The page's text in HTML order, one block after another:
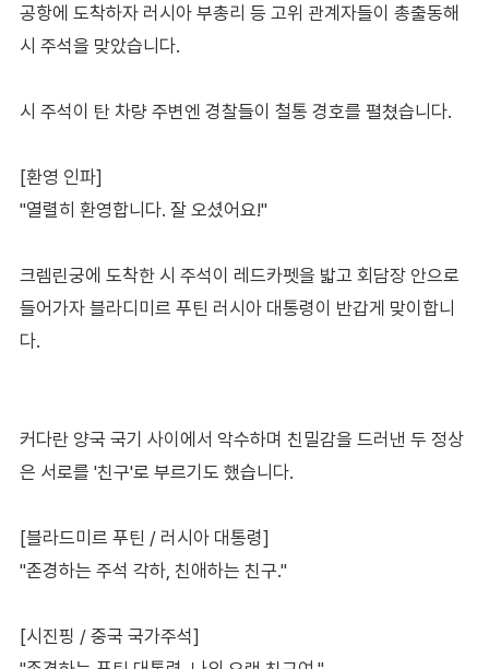
공항에 도착하자 러시아 부총리 등 고위 관계자들이 총출동해
시 주석을 맞았습니다.
시 주석이 탄 차량 주변엔 경찰들이 철통 경호를 펼쳤습니다.
[환영 인파]
"열렬히 환영합니다. 잘 오셨어요!"
크렘린궁에 도착한 시 주석이 레드카펫을 밟고 회담장 안으로
들어가자 블라디미르 푸틴 러시아 대통령이 반갑게 맞이합니
다.
커다란 양국 국기 사이에서 악수하며 친밀감을 드러낸 두 정상
은 서로를 '친구'로 부르기도 했습니다.
[블라드미르 푸틴 / 러시아 대통령]
"존경하는 주석 각하, 친애하는 친구."
[시진핑 / 중국 국가주석]